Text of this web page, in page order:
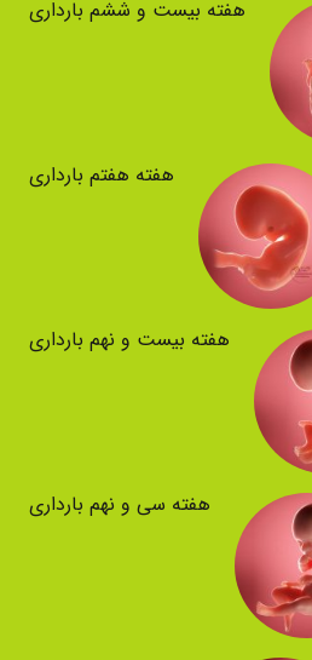
هفته بیست و ششم بارداری
هفته هفتم بارداری
هفته بیست و نهم بارداری
هفته سی و نهم بارداری